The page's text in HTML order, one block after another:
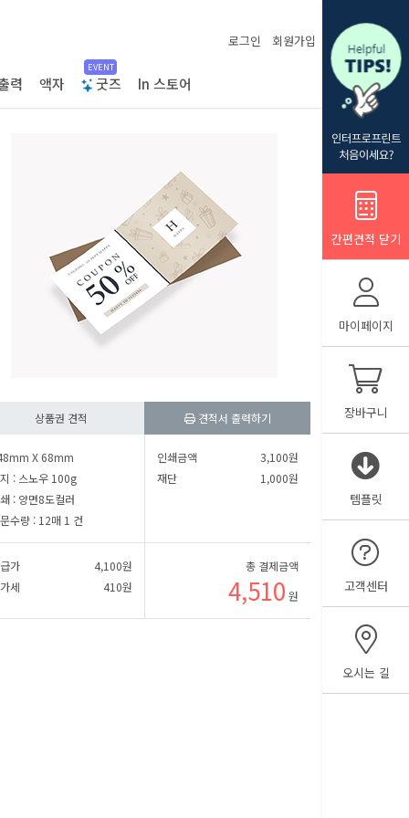
로그인 회원가입
력 액자
EVENT
굿즈 In 스토어
세로
㎜ 세로
간편견적 닫기
마이페이지
장바구니
템플릿
고객센터
오시는 길
상품권 견적 견적서 출력하기
X 68mm
: 스노우 100g
: 양면8도컬러
수량 : 12매 1 건
인쇄금액 3,100원
재단
1,000원
가 4,100원
세
410원
총 결제금액
4,510 원